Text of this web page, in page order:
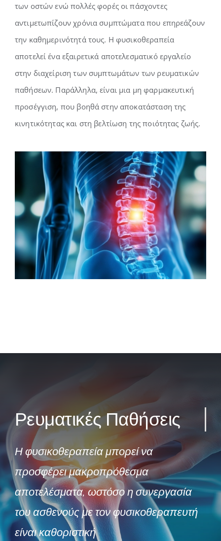
των οστών ενώ πολλές φορές οι πάσχοντες
αντιμετωπίζουν χρόνια συμπτώματα που επηρεάζουν
την καθημερινότητά τους. Η φυσικοθεραπεία
αποτελεί ένα εξαιρετικά αποτελεσματικό εργαλείο
στην διαχείριση των συμπτωμάτων των ρευματικών
παθήσεων. Παράλληλα, είναι μια μη φαρμακευτική
προσέγγιση, που βοηθά στην αποκατάσταση της
κινητικότητας και στη βελτίωση της ποιότητας ζωής.
Ρευματικές Παθήσεις
Η φυσικοθεραπεία μπορεί να
προσφέρει μακροπρόθεσμα
αποτελέσματα, ωστόσο η συνεργασία
του ασθενούς με τον φυσικοθεραπευτή
είναι καθοριστική